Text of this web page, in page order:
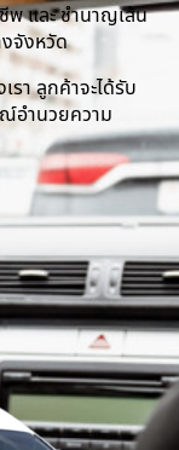
พ และ ชำนาญเส้น
จังหวัด
รา ลูกค้าจะได้รับ
อำนวยความ